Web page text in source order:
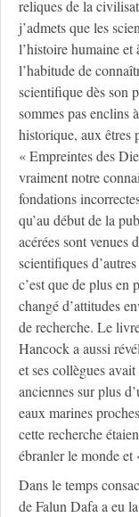
reliques de la
j’admets que les
l’histoire humaine
l’habitude de
scientifique dès son
sommes pas enclins
historique, aux êtres
« Empreintes des
vraiment notre
fondations
qu’au début de la
acérées sont venues
scientifiques
c’est que de plus en
changé d’attitudes
de recherche. Le
Hancock a aussi
et ses collègues
anciennes sur plus
eaux marines
cette recherche
ébranler le monde
Dans le temps
de Falun Dafa a eu